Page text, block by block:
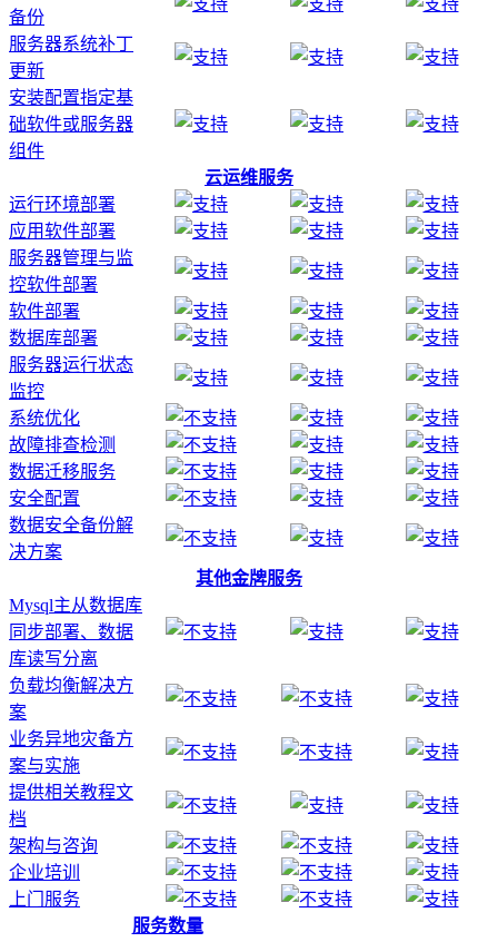
备份
服务器系统补丁
更新
安装配置指定基
础软件或服务器
组件
云运维服务
运行环境部署
应用软件部署
服务器管理与监
控软件部署
软件部署
数据库部署
服务器运行状态
监控
系统优化
故障排查检测
数据迁移服务
安全配置
数据安全备份解
决方案
其他金牌服务
Mysql主从数据库
同步部署、数据
库读写分离
负载均衡解决方
案
业务异地灾备方
案与实施
提供相关教程文
档
架构与咨询
企业培训
上门服务
服务数量